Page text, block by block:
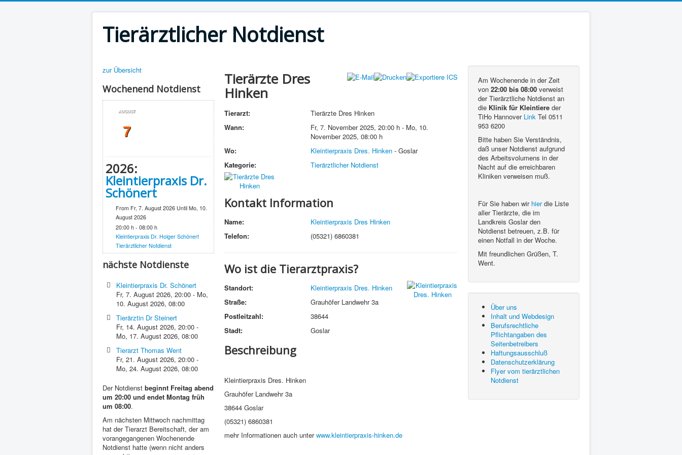
Tierärztlicher Notdienst
zur Übersicht
Wochenend Notdienst
AUGUST
7
2026:
Kleintierpraxis Dr.
Schönert
From Fr, 7. August 2026 Until Mo, 10.
August 2026
20:00 h - 08:00 h
Kleintierpraxis Dr. Holger Schönert
Tierärztlicher Notdienst
nächste Notdienste
Kleintierpraxis Dr. Schönert
Fr, 7. August 2026,20:00 - Mo,
10. August 2026,08:00
Tierärztin Dr Steinert
Fr, 14. August 2026,20:00 -
Mo, 17. August 2026,08:00
Tierarzt Thomas Went
Fr, 21. August 2026,20:00 -
Mo, 24. August 2026,08:00
Der Notdienst beginnt Freitag abend
um 20:00 und endet Montag früh
um 08:00.
Am nächsten Mittwoch nachmittag
hat der Tierarzt Bereitschaft, der am
vorangegangenen Wochenende
Notdienst hatte (wenn nicht anders
Tierärzte Dres
Hinken
Tierarzt:
Tierärzte Dres Hinken
Wann:
Fr, 7. November 2025, 20:00 h - Mo, 10.
November 2025, 08:00 h
Wo:
Kleintierpraxis Dres. Hinken - Goslar
Kategorie:
Tierärztlicher Notdienst
Kontakt Information
Name:
Kleintierpraxis Dres Hinken
Telefon:
(05321) 6860381
Wo ist die Tierarztpraxis?
Standort:
Kleintierpraxis Dres. Hinken
Straße:
Grauhöfer Landwehr 3a
Postleitzahl:
38644
Stadt:
Goslar
Beschreibung
Kleintierpraxis Dres. Hinken
Grauhöfer Landwehr 3a
38644 Goslar
(05321) 6860381
mehr Informationen auch unterwww.kleintierpraxis-hinken.de
Am Wochenende in der Zeit
von 22:00 bis 08:00 verweist
der Tierärztliche Notdienst an
die Klinik für Kleintiere der
TiHo Hannover Link Tel 0511
953 6200
Bitte haben Sie Verständnis,
daß unser Notdienst aufgrund
des Arbeitsvolumens in der
Nacht auf die erreichbaren
Kliniken verweisen muß.
Für Sie haben wir hierdie Liste
aller Tierärzte, die im
Landkreis Goslar den
Notdienst betreuen, z.B. für
einen Notfall in der Woche.
Mit freundlichen Grüßen, T.
Went.
Über uns
Inhalt und Webdesign
Berufsrechtliche
Pflichtangaben des
Seitenbetreibers
Haftungsausschluß
Datenschutzerklärung
Flyer vom tierärztlichen
Notdienst